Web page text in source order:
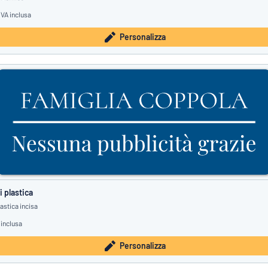
inclusa
Personalizza
plastica
incisa
inclusa
Personalizza